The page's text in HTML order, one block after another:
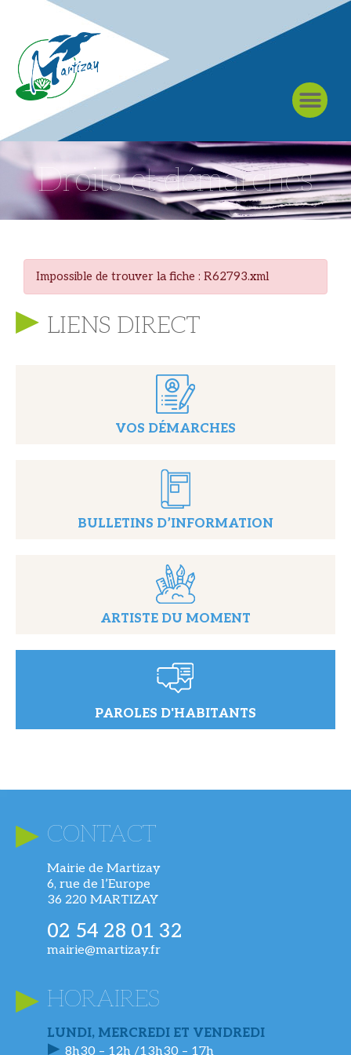
Droits et démarches
Impossible de trouver la fiche : R62793.xml
LIENS DIRECT
VOS DÉMARCHES
BULLETINS D’INFORMATION
ARTISTE DU MOMENT
PAROLES D'HABITANTS
CONTACT
Mairie de Martizay
6, rue de l’Europe
36 220 MARTIZAY
02 54 28 01 32
mairie@martizay.fr
HORAIRES
LUNDI, MERCREDI ET VENDREDI
8h30 – 12h /13h30 – 17h